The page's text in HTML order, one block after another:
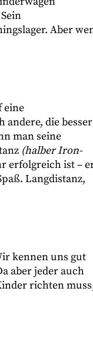
Aber
eine
andere, die besser
man seine
(halber Iron-
erfolgreich ist –
Langdistanz,
kennen uns gut
aber jeder auch
richten